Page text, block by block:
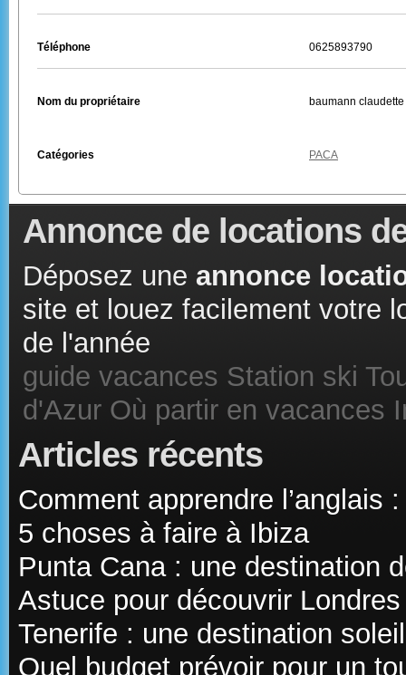
Téléphone 0625893790
Nom du propriétaire baumann claudette
Catégories PACA
Annonce de locations
Déposez une annonce
site et louez facilement votre
de l'année
guide vacances Station ski
d'Azur Où partir en vacances
Articles récents
Comment apprendre l’anglais
5 choses à faire à Ibiza
Punta Cana : une destination
Astuce pour découvrir Londres
Tenerife : une destination
Quel budget prévoir pour un